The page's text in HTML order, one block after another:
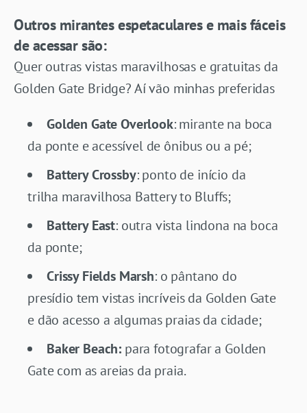
Outros mirantes espetaculares e mais fáceis
de acessar são:
Quer outras vistas maravilhosas e gratuitas da
Golden Gate Bridge? Aí vão minhas preferidas
Golden Gate Overlook: mirante na boca
da ponte e acessível de ônibus ou a pé;
Battery Crossby: ponto de início da
trilha maravilhosa Battery to Bluffs;
Battery East: outra vista lindona na boca
da ponte;
Crissy Fields Marsh: o pântano do
presídio tem vistas incríveis da Golden Gate
e dão acesso a algumas praias da cidade;
Baker Beach: para fotografar a Golden
Gate com as areias da praia.